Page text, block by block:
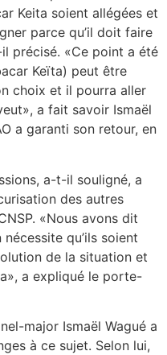
Keita soient allégées et
parce qu’il doit faire
précisé. «Ce point a été
Keïta) peut être
choix et il pourra aller
a fait savoir Ismaël
a garanti son retour, en
a-t-il souligné, a
des autres
«Nous avons dit
qu’ils soient
de la situation et
a expliqué le porte-
major Ismaël Wagué a
à ce sujet. Selon lui,